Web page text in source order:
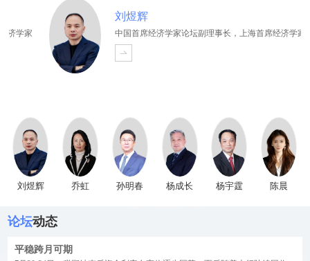
济学家
刘煜辉
中国首席经济学家论坛副理事长，上海首席经济学家
刘煜辉 乔虹 孙明春 杨成长 杨宇霆 陈晨
论坛动态
平稳跨月可期